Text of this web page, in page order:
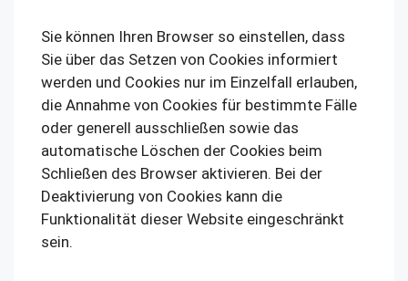
Sie können Ihren Browser so einstellen, dass
Sie über das Setzen von Cookies informiert
werden und Cookies nur im Einzelfall erlauben,
die Annahme von Cookies für bestimmte Fälle
oder generell ausschließen sowie das
automatische Löschen der Cookies beim
Schließen des Browser aktivieren. Bei der
Deaktivierung von Cookies kann die
Funktionalität dieser Website eingeschränkt
sein.